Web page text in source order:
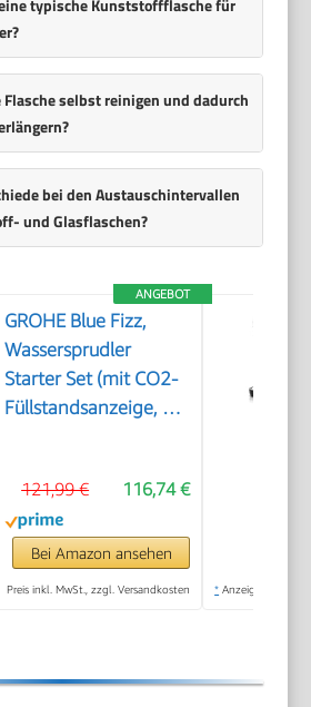
Flasche selbst reinigen und dadurch
bei den Austauschintervallen
und Glasflaschen?
ANGEBOT
GROHE Blue Fizz,
Wassersprudler
Starter Set (mit CO2-
Füllstandsanzeige, 3
Flasche, 1x 0,85l
Wasserflasche +
Reinigungspulver),
schwarz, 31947K00
116,74 €
121,99 €
Bei Amazon ansehen
Preis inkl. MwSt., zzgl. Versandkosten * Anzeige